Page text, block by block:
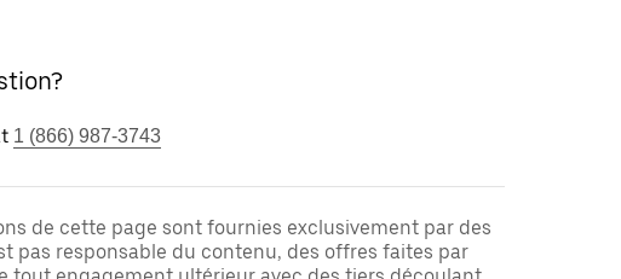
1 (866) 987-3743
de cette page sont fournies exclusivement par des
pas responsable du contenu, des offres faites par